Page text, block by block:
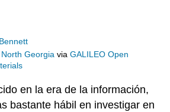
Georgia viaGALILEO Open
en la era de la información,
bastante hábil en investigar en